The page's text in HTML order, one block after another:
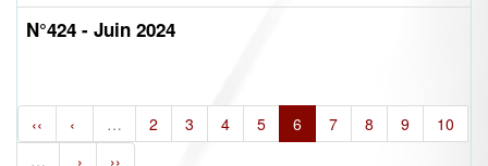
N°424 - Juin 2024
‹‹ ‹ … 2 3 4 5 6 7 8 9
10
…
› ››